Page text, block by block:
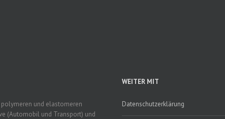
und elastomeren
(Automobil und Transport) und
WEITER MIT
Datenschutzerklärung